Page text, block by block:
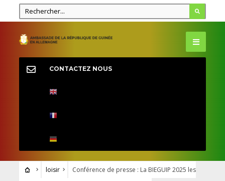
CONTACTEZ NOUS
loisir
Conférence de presse : La BIEGUIP 2025 les